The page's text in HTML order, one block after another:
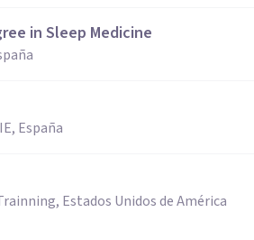
in Sleep Medicine
España
Estados Unidos de América